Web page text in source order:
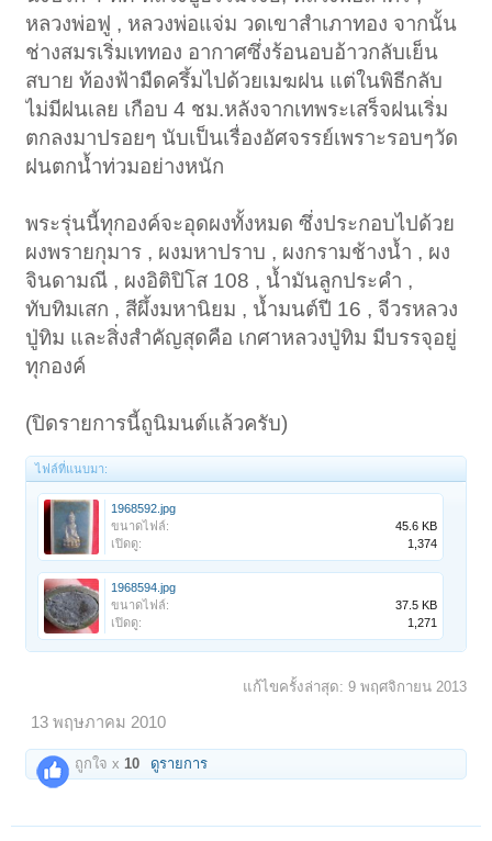
หลวงพ่อฟู , หลวงพ่อแจ่ม วดเขาสำเภาทอง จากนั้น
ช่างสมรเริ่มเททอง อากาศซึ่งร้อนอบอ้าวกลับเย็น
สบาย ท้องฟ้ามืดครึ้มไปด้วยเมฆฝน แต่ในพิธีกลับ
ไม่มีฝนเลย เกือบ 4 ชม.หลังจากเทพระเสร็จฝนเริ่ม
ตกลงมาปรอยๆ นับเป็นเรื่องอัศจรรย์เพราะรอบๆวัด
ฝนตกน้ำท่วมอย่างหนัก
พระรุ่นนี้ทุกองค์จะอุดผงทั้งหมด ซึ่งประกอบไปด้วย
ผงพรายกุมาร , ผงมหาปราบ , ผงกรามช้างน้ำ , ผง
จินดามณี , ผงอิติปิโส 108 , น้ำมันลูกประคำ ,
ทับทิมเสก , สีผึ้งมหานิยม , น้ำมนต์ปี 16 , จีวรหลวง
ปู่ทิม และสิ่งสำคัญสุดคือ เกศาหลวงปู่ทิม มีบรรจุอยู่
ทุกองค์
(ปิดรายการนี้ถูนิมนต์แล้วครับ)
ไฟล์ที่แนบมา:
1968592.jpg
ขนาดไฟล์:
45.6 KB
เปิดดู:
1,374
1968594.jpg
ขนาดไฟล์:
37.5 KB
เปิดดู:
1,271
แก้ไขครั้งล่าสุด: 9 พฤศจิกายน 2013
13 พฤษภาคม 2010
ถูกใจ x 10 ดูรายการ